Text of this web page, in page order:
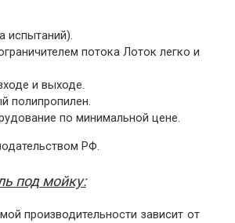
испытаний).
потока Лоток легко и
и выходе.
полипропилен.
по минимальной цене.
РФ.
под мойку:
производительности зависит от